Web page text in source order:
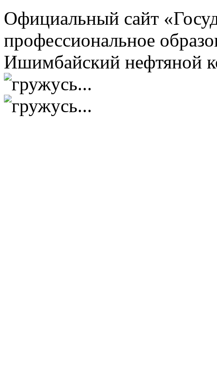
Официальный сайт
профессиональное
Ишимбайский нефтяной